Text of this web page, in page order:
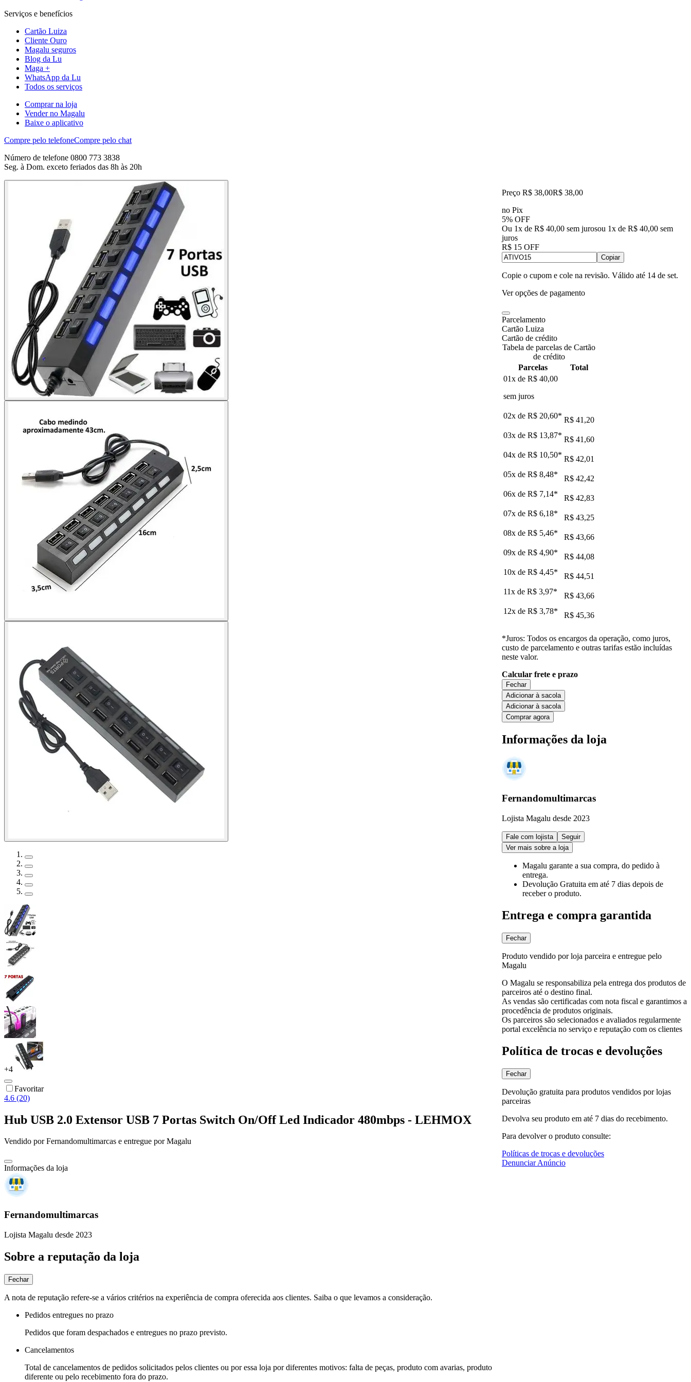
Serviços e benefícios
Cartão Luiza
Cliente Ouro
Magalu seguros
Blog da Lu
Maga +
WhatsApp da Lu
Todos os serviços
Comprar na loja
Vender no Magalu
Baixe o aplicativo
Compre pelo telefoneCompre pelo chat
Número de telefone 0800 773 3838
Seg. à Dom. exceto feriados das 8h às 20h
+4
Favoritar
4.6 (20)
Hub USB 2.0 Extensor USB 7 Portas Switch On/Off Led Indicador 480mbps - LEHMOX
Vendido porFernandomultimarcas e entregue por Magalu
Informações da loja
Fernandomultimarcas
Lojista Magalu desde 2023
Sobre a reputação da loja
Fechar
A nota de reputação refere-se a vários critérios na experiência de compra oferecida aos clientes. Saiba o que levamos a consideração.
Pedidos entregues no prazo
Pedidos que foram despachados e entregues no prazo previsto.
Cancelamentos
Total de cancelamentos de pedidos solicitados pelos clientes ou por essa loja por diferentes motivos: falta de peças, produto com avarias, produto
diferente ou pelo recebimento fora do prazo.
Preço R$ 38,00R$ 38,00
no Pix
5% OFF
Ou 1x de R$ 40,00 sem jurosou 1x de R$ 40,00 sem
juros
R$ 15 OFF
Copiar
Copie o cupom e cole na revisão. Válido até 14 de set.
Ver opções de pagamento
Parcelamento
Cartão Luiza
Cartão de crédito
Tabela de parcelas de Cartão
de crédito
Parcelas
Total
01x de R$ 40,00
sem juros
02x de R$ 20,60* R$ 41,20
03x de R$ 13,87* R$ 41,60
04x de R$ 10,50* R$ 42,01
05x de R$ 8,48*
R$ 42,42
06x de R$ 7,14*
R$ 42,83
07x de R$ 6,18*
R$ 43,25
08x de R$ 5,46*
R$ 43,66
09x de R$ 4,90*
R$ 44,08
10x de R$ 4,45*
R$ 44,51
11x de R$ 3,97*
R$ 43,66
12x de R$ 3,78* R$ 45,36
*Juros: Todos os encargos da operação, como juros,
custo de parcelamento e outras tarifas estão incluídas
neste valor.
Calcular frete e prazo
Fechar
Adicionar à sacola
Adicionar à sacola
Comprar agora
Informações da loja
Fernandomultimarcas
Lojista Magalu desde 2023
Fale com lojista
Seguir
Ver mais sobre a loja
Magalu garante a sua compra, do pedido à
entrega.
Devolução Gratuita em até 7 dias depois de
receber o produto.
Entrega e compra garantida
Fechar
Produto vendido por loja parceira e entregue pelo
Magalu
O Magalu se responsabiliza pela entrega dos produtos de
parceiros até o destino final.
As vendas são certificadas com nota fiscal e garantimos a
procedência de produtos originais.
Os parceiros são selecionados e avaliados regularmente
portal excelência no serviço e reputação com os clientes
Política de trocas e devoluções
Fechar
Devolução gratuita para produtos vendidos por lojas
parceiras
Devolva seu produto em até 7 dias do recebimento.
Para devolver o produto consulte:
Políticas de trocas e devoluções
Denunciar Anúncio